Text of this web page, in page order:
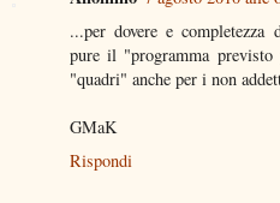
...per dovere e completezza
pure il "programma
"quadri" anche per i non
GMaK
Rispondi